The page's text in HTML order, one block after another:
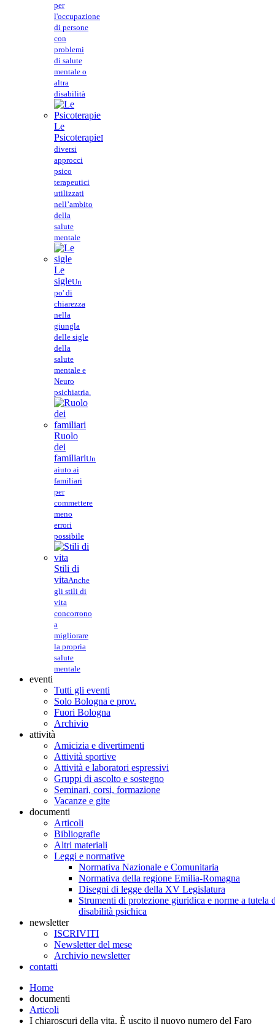
per
l'occupazione
di persone
con
problemi
di salute
mentale o
altra
disabilità
Le
PsicoterapieI
diversi
approcci
psico
terapeutici
utilizzati
nell’ambito
della
salute
mentale
Le
sigleUn
po' di
chiarezza
nella
giungla
delle sigle
della
salute
mentale e
Neuro
psichiatria.
Ruolo
dei
familiariUn
aiuto ai
familiari
per
commettere
meno
errori
possibile
Stili di
vitaAnche
gli stili di
vita
concorrono
a
migliorare
la propria
salute
mentale
eventi
Tutti gli eventi
Solo Bologna e prov.
Fuori Bologna
Archivio
attività
Amicizia e divertimenti
Attività sportive
Attività e laboratori espressivi
Gruppi di ascolto e sostegno
Seminari, corsi, formazione
Vacanze e gite
documenti
Articoli
Bibliografie
Altri materiali
Leggi e normative
Normativa Nazionale e Comunitaria
Normativa della regione Emilia-Romagna
Disegni di legge della XV Legislatura
Strumenti di protezione giuridica e norme a tutela
disabilità psichica
newsletter
ISCRIVITI
Newsletter del mese
Archivio newsletter
contatti
Home
documenti
Articoli
I chiaroscuri della vita. È uscito il nuovo numero del Faro